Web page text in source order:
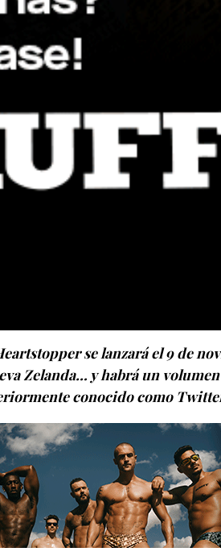
se lanzará el 9 de
Zelanda… y habrá un
conocido como